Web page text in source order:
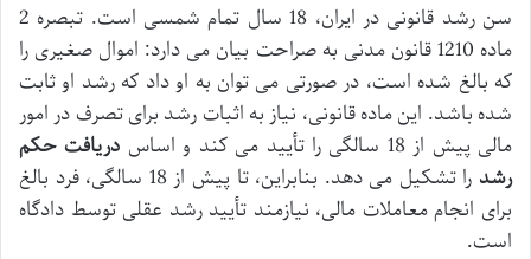
سن رشد قانونی در ایران، 18 سال تمام شمسی است. تبصره 2
ماده 1210 قانون مدنی به صراحت بیان می دارد: اموال صغیری را
که بالغ شده است، در صورتی می توان به او داد که رشد او ثابت
شده باشد. این ماده قانونی، نیاز به اثبات رشد برای تصرف در امور
مالی پیش از 18 سالگی را تأیید می کند و اساس
دریافت حکم
رشد
را تشکیل می دهد. بنابراین، تا پیش از 18 سالگی، فرد بالغ
برای انجام معاملات مالی، نیازمند تأیید رشد عقلی توسط دادگاه
است.